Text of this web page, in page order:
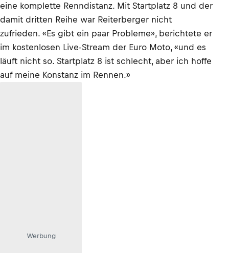
eine komplette Renndistanz. Mit Startplatz 8 und der
damit dritten Reihe war Reiterberger nicht
zufrieden. «Es gibt ein paar Probleme», berichtete er
im kostenlosen Live-Stream der Euro Moto, «und es
läuft nicht so. Startplatz 8 ist schlecht, aber ich hoffe
auf meine Konstanz im Rennen.»
Werbung